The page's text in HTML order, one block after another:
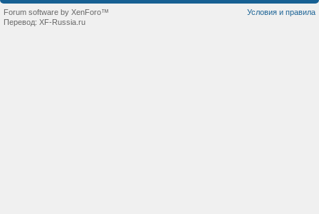
Условия и правила
Forum software by XenForo™
Перевод: XF-Russia.ru